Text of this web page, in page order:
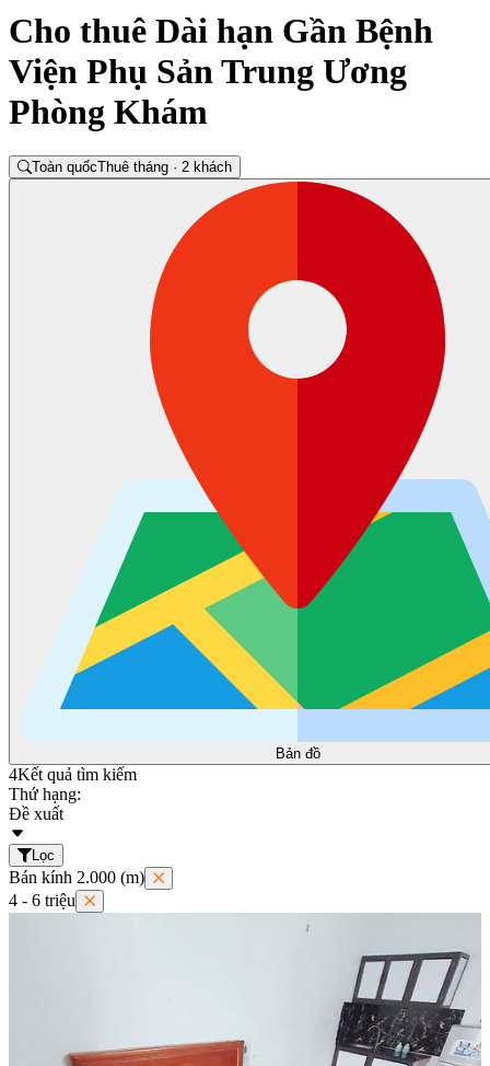
Cho thuê Dài hạn Gần Bệnh
Viện Phụ Sản Trung Ương
Phòng Khám
Toàn quốcThuê tháng · 2 khách
Bản đồ
4Kết quả tìm kiếm
Thứ hạng:
Đề xuất
Lọc
Bán kính 2.000 (m)
4 - 6 triệu